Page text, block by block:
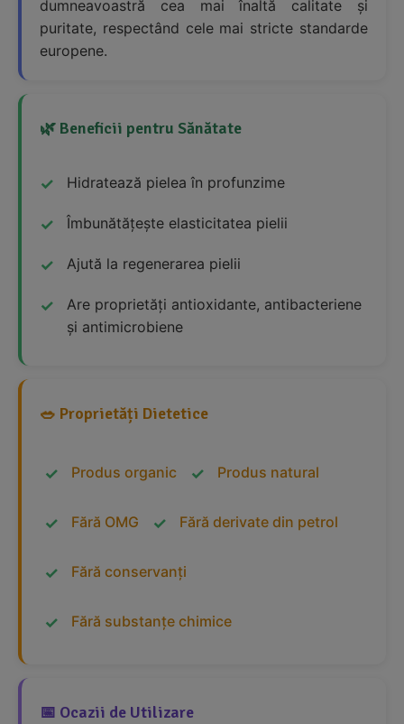
dumneavoastră cea mai înaltă calitate și
puritate, respectând cele mai stricte standarde
europene.
🌿 Beneficii pentru Sănătate
Hidratează pielea în profunzime
Îmbunătățește elasticitatea pielii
Ajută la regenerarea pielii
Are proprietăți antioxidante, antibacteriene
și antimicrobiene
🥗 Proprietăți Dietetice
Produs organic Produs natural
Fără OMG Fără derivate din petrol
Fără conservanți
Fără substanțe chimice
📅 Ocazii de Utilizare